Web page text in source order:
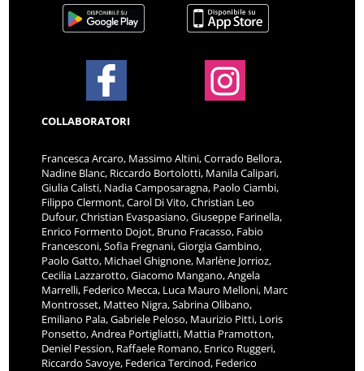
COLLABORATORI
Francesca Arcaro, Massimo Altini, Corrado Bellora,
Nadine Blanc, Riccardo Bortolotti, Manila Calipari,
Giulia Calisti, Nadia Camposaragna, Paolo Ciambi,
Filippo Clermont, Carol Di Vito, Christian Leo
Dufour, Christian Evaspasiano, Giuseppe Farinella,
Enrico Formento Dojot, Bruno Fracasso, Fabio
Francesconi, Sofia Fregnani, Giorgia Gambino,
Paolo Gatto, Michael Ghignone, Marlène Jorrioz,
Cecilia Lazzarotto, Giacomo Mangano, Angela
Marrelli, Federico Mecca, Luca Mauro Melloni, Marc
Montrosset, Matteo Nigra, Sabrina Olibano,
Emiliano Pala, Gabriele Peloso, Maurizio Pitti, Loris
Ponsetto, Andrea Portigliatti, Mattia Pramotton,
Deniel Pession, Raffaele Romano, Enrico Ruggeri,
Riccardo Savoye, Federica Tercinod, Federico